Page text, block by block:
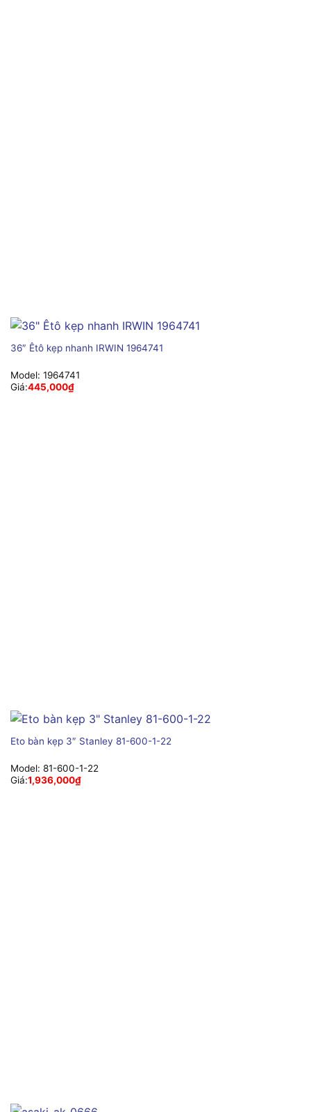
36″ Êtô kẹp nhanh IRWIN 1964741
Model: 1964741
Giá:445,000₫
Eto bàn kẹp 3″ Stanley 81-600-1-22
Model: 81-600-1-22
Giá:1,936,000₫